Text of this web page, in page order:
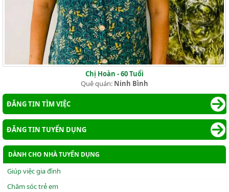
Chị Hoàn - 60 Tuổi
Quê quán: Ninh Bình
ĐĂNG TIN TÌM VIỆC
ĐĂNG TIN TUYỂN DỤNG
DÀNH CHO NHÀ TUYỂN DỤNG
Giúp việc gia đình
Chăm sóc trẻ em